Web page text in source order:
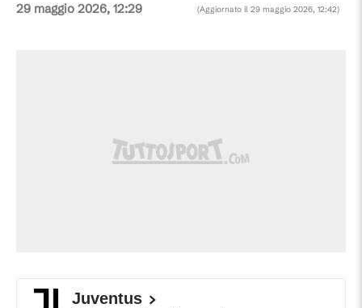
29 maggio 2026, 12:29 (Aggiornato il 29 maggio 2026, 12:42)
Juventus